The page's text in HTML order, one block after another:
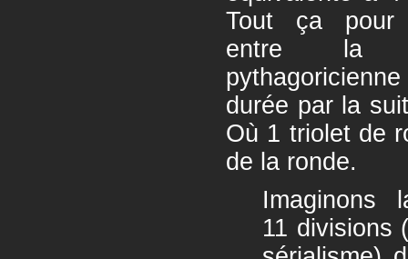
Tout ça pour
entre la
durée par la
Où 1 triolet de
de la ronde.
Imaginons
11 divisions